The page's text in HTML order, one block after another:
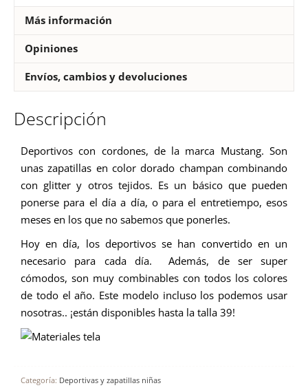
Más información
Opiniones
Envíos, cambios y devoluciones
Descripción
Deportivos con cordones, de la marca Mustang. Son
unas zapatillas en color dorado champan combinando
con glitter y otros tejidos. Es un básico que pueden
ponerse para el día a día, o para el entretiempo, esos
meses en los que no sabemos que ponerles.
Hoy en día, los deportivos se han convertido en un
necesario para cada día. Además, de ser super
cómodos, son muy combinables con todos los colores
de todo el año. Este modelo incluso los podemos usar
nosotras.. ¡están disponibles hasta la talla 39!
Categoría: Deportivas y zapatillas niñas